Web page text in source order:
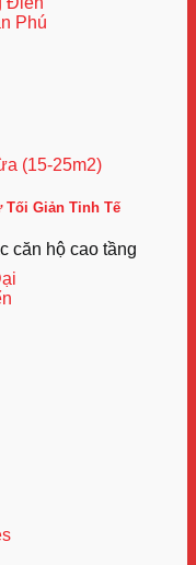
Phú
Tối Giản Tinh Tế
căn hộ cao tầng